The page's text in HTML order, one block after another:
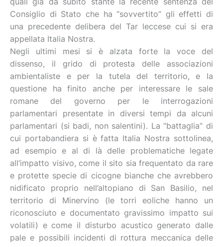
quali già da subito stante la recente sentenza del
Consiglio di Stato che ha “sovvertito” gli effetti di
una precedente delibera del Tar leccese cui si era
appellata Italia Nostra.
Negli ultimi mesi si è alzata forte la voce del
dissenso, il grido di protesta delle associazioni
ambientaliste e per la tutela del territorio, e la
questione ha finito anche per interessare le sale
romane del governo per le interrogazioni
parlamentari presentate in diversi tempi da alcuni
parlamentari (si badi, non salentini). La “battaglia” di
cui portabandiera si è fatta Italia Nostra sottolinea,
ad esempio e al di là delle problematiche legate
all’impatto visivo, come il sito sia frequentato da rare
e protette specie di cicogne bianche che avrebbero
nidificato proprio nell’altopiano di San Basilio, nel
territorio di Minervino (le torri eoliche hanno un
riconosciuto e documentato gravissimo impatto sui
volatili) e come il disturbo acustico generato dalle
pale e possibili incidenti di rottura meccanica delle